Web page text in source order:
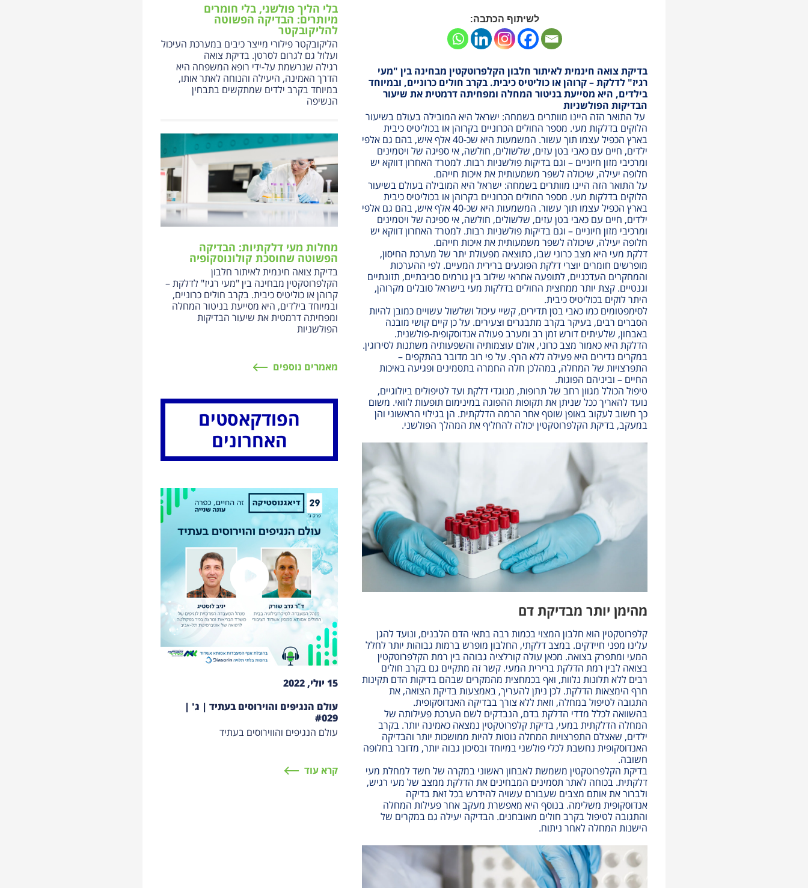
לשיתוף הכתבה:
בדיקת צואה חינמית לאיתור חלבון הקלפרוטקטין מבחינה בין "מעי
רגיז" לדלקת – קרוהן או כוליטיס כיבית. בקרב חולים כרוניים, ובמיוחד
בילדים, היא מסייעת בניטור המחלה ומפחיתה דרמטית את שיעור
הבדיקות הפולשניות
על התואר הזה היינו מוותרים בשמחה: ישראל היא המובילה בעולם בשיעור
הלוקים בדלקות מעי. מספר החולים הכרוניים בקרוהן או בכוליטיס כיבית
בארץ הכפיל עצמו תוך עשור. המשמעות היא שכ-40 אלף איש, בהם גם אלפי
ילדים, חיים עם כאבי בטן עזים, שלשולים, חולשה, אי ספיגה של ויטמינים
ומרכיבי מזון חיוניים – וגם בדיקות פולשניות רבות. למטרד האחרון דווקא יש
חלופה יעילה, שיכולה לשפר משמעותית את איכות חייהם.
על התואר הזה היינו מוותרים בשמחה: ישראל היא המובילה בעולם בשיעור
הלוקים בדלקות מעי. מספר החולים הכרוניים בקרוהן או בכוליטיס כיבית
בארץ הכפיל עצמו תוך עשור. המשמעות היא שכ-40 אלף איש, בהם גם אלפי
ילדים, חיים עם כאבי בטן עזים, שלשולים, חולשה, אי ספיגה של ויטמינים
ומרכיבי מזון חיוניים – וגם בדיקות פולשניות רבות. למטרד האחרון דווקא יש
חלופה יעילה, שיכולה לשפר משמעותית את איכות חייהם.
דלקת מעי היא מצב כרוני שבו, כתוצאה מפעולת יתר של מערכת החיסון,
מופרשים חומרים יוצרי דלקת הפוגעים ברירית המעיים. לפי ההערכות
והמחקרים העדכניים, לתופעה אחראי שילוב בין גורמים סביבתיים, תזונתיים
וגנטיים. קצת יותר ממחצית החולים בדלקות מעי בישראל סובלים מקרוהן,
היתר לוקים בכוליטיס כיבית.
לסימפטומים כמו כאבי בטן תדירים, קשיי עיכול ושלשול עשויים כמובן להיות
הסברים רבים, בעיקר בקרב מתבגרים וצעירים. על כן קיים קושי מובנה
באבחון, שלעיתים דורש זמן רב ומערב פעולה אנדוסקופית-פולשנית.
הדלקת היא כאמור מצב כרוני, אולם עוצמותיה והשפעותיה משתנות לסירוגין.
במקרים נדירים היא פעילה ללא הרף. על פי רוב מדובר בהתקפים –
התפרצויות של המחלה, במהלכן חלה החמרה בתסמינים ופגיעה באיכות
החיים – וביניהם הפוגות.
טיפול הכולל מגוון רחב של תרופות, מנוגדי דלקת ועד לטיפולים ביולוגיים,
נועד להאריך ככל שניתן את תקופות ההפוגה במינימום תופעות לוואי. משום
כך חשוב לעקוב באופן שוטף אחר הרמה הדלקתית. הן בגילוי הראשוני והן
במעקב, בדיקת הקלפרוטקטין יכולה להחליף את המהלך הפולשני.
מהימן יותר מבדיקת דם
קלפרוטקטין הוא חלבון המצוי בכמות רבה בתאי הדם הלבנים, ונועד להגן
עלינו מפני חיידקים. במצב דלקתי, החלבון מופרש ברמות גבוהות יותר לחלל
המעי ומתפרק בצואה. מכאן עולה קורלציה גבוהה בין רמת הקלפרוטקטין
בצואה לבין רמת הדלקת ברירית המעי. קשר זה מתקיים גם בקרב חולים
רבים ללא תלונות נלוות, ואף בכמחצית מהמקרים שבהם בדיקות הדם תקינות
חרף הימצאות הדלקת. לכן ניתן להעריך, באמצעות בדיקת הצואה, את
התגובה לטיפול במחלה, וזאת ללא צורך בבדיקה האנדוסקופית.
בהשוואה לכלל מדדי הדלקת בדם, הנבדקים לשם הערכת פעילותה של
המחלה הדלקתית במעי, בדיקת קלפרוטקטין נמצאה כאמינה יותר. בקרב
ילדים, שאצלם התפרצויות המחלה נוטות להיות ממושכות יותר והבדיקה
האנדוסקופית נחשבת לכלי פולשני במיוחד ובסיכון גבוה יותר, מדובר בחלופה
חשובה.
בדיקת הקלפרוטקטין משמשת לאבחון ראשוני במקרה של חשד למחלת מעי
דלקתית. בכוחה לאתר תסמינים המבחינים את הדלקת ממצב של מעי רגיש,
ולברור את אותם מצבים שעבורם עשויה להידרש בכל זאת בדיקה
אנדוסקופית משלימה. בנוסף היא מאפשרת מעקב אחר פעילות המחלה
והתגובה לטיפול בקרב חולים מאובחנים. הבדיקה יעילה גם במקרים של
הישנות המחלה לאחר ניתוח.
בלי הליך פולשני, בלי חומרים
מיותרים: הבדיקה הפשוטה
להליקובקטר
הליקובקטר פילורי מייצר כיבים במערכת העיכול
ועלול גם לגרום לסרטן. בדיקת צואה
רגילה שנרשמת על-ידי רופא המשפחה היא
הדרך האמינה, היעילה והנוחה לאתר אותו,
במיוחד בקרב ילדים שמתקשים בתבחין
הנשיפה
מחלות מעי דלקתיות: הבדיקה
הפשוטה שחוסכת קולונוסקופיה
בדיקת צואה חינמית לאיתור חלבון
הקלפרוטקטין מבחינה בין "מעי רגיז" לדלקת –
קרוהן או כוליטיס כיבית. בקרב חולים כרוניים,
ובמיוחד בילדים, היא מסייעת בניטור המחלה
ומפחיתה דרמטית את שיעור הבדיקות
הפולשניות
מאמרים נוספים
הפודקאסטים
האחרונים
15 יולי, 2022
עולם הנגיפים והוירוסים בעתיד | ג' |
#029
עולם הנגיפים והווירוסים בעתיד
קרא עוד